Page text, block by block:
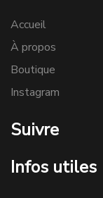
Accueil
À propos
Boutique
Instagram
Suivre
Infos utiles